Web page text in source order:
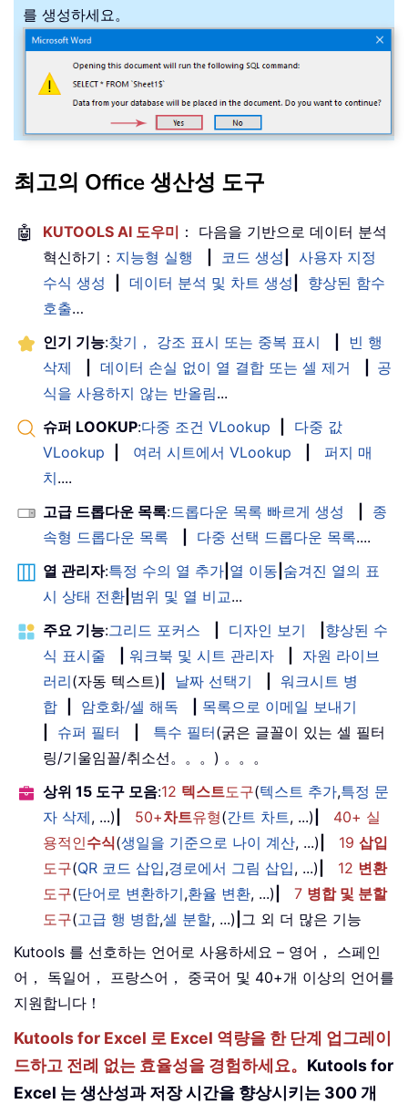
를 생성하세요。
최고의 Office 생산성 도구
🤖 KUTOOLS AI 도우미 ： 다음을 기반으로 데이터 분석
혁신하기： 지능형 실행 코드 생성
사용자 지정
수식 생성
데이터 분석 및 차트 생성
향상된 함수
호출…
인기 기능:찾기， 강조 표시 또는 중복 표시
빈 행
삭제
데이터 손실 없이 열 결합 또는 셀 제거
공
식을 사용하지 않는 반올림...
슈퍼 LOOKUP:다중 조건 VLookup
다중 값
VLookup
여러 시트에서 VLookup
퍼지 매
치....
고급 드롭다운 목록:드롭다운 목록 빠르게 생성
종
속형 드롭다운 목록
다중 선택 드롭다운 목록....
열 관리자:특정 수의 열 추가 열 이동 숨겨진 열의 표
시 상태 전환 범위 및 열 비교...
주요 기능:그리드 포커스 디자인 보기
향상된 수
식 표시줄
워크북 및 시트 관리자
자원 라이브
러리(자동 텍스트) 날짜 선택기
워크시트 병
합
암호화/셀 해독
목록으로 이메일 보내기
슈퍼 필터 특수 필터(굵은 글꼴이 있는 셀 필터
링/기울임꼴/취소선。。。) 。。。
상위 15 도구 모음:12 텍스트도구(텍스트 추가,특정 문
자 삭제, ...) 50+차트유형(간트 차트, ...)
40+ 실
용적인수식(생일을 기준으로 나이 계산, ...) 19 삽입
도구(QR 코드 삽입,경로에서 그림 삽입, ...) 12 변환
도구(단어로 변환하기,환율 변환, ...) 7 병합 및 분할
도구(고급 행 병합,셀 분할, ...) 그 외 더 많은 기능
Kutools 를 선호하는 언어로 사용하세요 – 영어， 스페인
어， 독일어， 프랑스어， 중국어 및 40+개 이상의 언어를
지원합니다！
Kutools for Excel 로 Excel 역량을 한 단계 업그레이
드하고 전례 없는 효율성을 경험하세요。 Kutools for
Excel 는 생산성과 저장 시간을 향상시키는 300 개